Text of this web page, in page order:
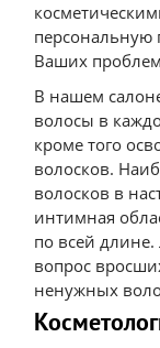
персональную
Ваших
В нашем
волосы в
кроме того
волосков.
волосков в
интимная
по всей длине.
вопрос
ненужных